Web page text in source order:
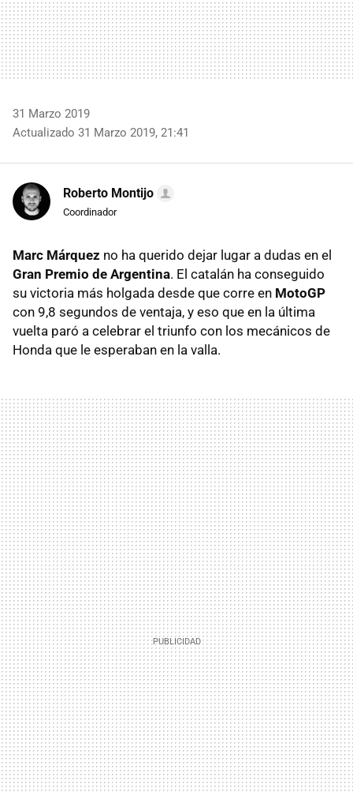
31 Marzo 2019
Actualizado 31 Marzo 2019, 21:41
Roberto Montijo
Coordinador
Marc Márquez no ha querido dejar lugar a dudas en el
Gran Premio de Argentina. El catalán ha conseguido
su victoria más holgada desde que corre en MotoGP
con 9,8 segundos de ventaja, y eso que en la última
vuelta paró a celebrar el triunfo con los mecánicos de
Honda que le esperaban en la valla.